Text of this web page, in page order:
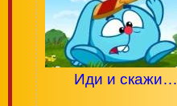
Иди и скажи…